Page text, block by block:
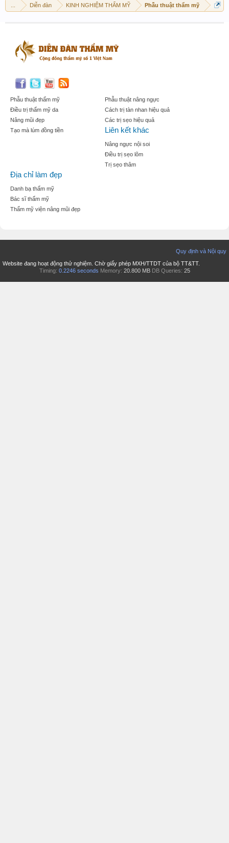
Diễn đàn KINH NGHIỆM THẨM MỸ Phẫu thuật thẩm mỹ
Phẫu thuật thẩm mỹ
Điều trị thẩm mỹ da
Nâng mũi đẹp
Tạo mà lúm đồng tiền
Phẫu thuật nâng ngực
Cách trị tàn nhan hiệu quả
Các trị sẹo hiệu quả
Liên kết khác
Nâng ngực nội soi
Điều trị sẹo lõm
Trị sẹo thâm
Địa chỉ làm đẹp
Danh bạ thẩm mỹ
Bác sĩ thẩm mỹ
Thẩm mỹ viện nâng mũi đẹp
Quy định và Nội quy
Website đang hoạt động thử nghiệm. Chờ giấy phép MXH/TTDT của bộ TT&TT.
Timing: 0.2246 seconds Memory: 20.800 MB DB Queries: 25